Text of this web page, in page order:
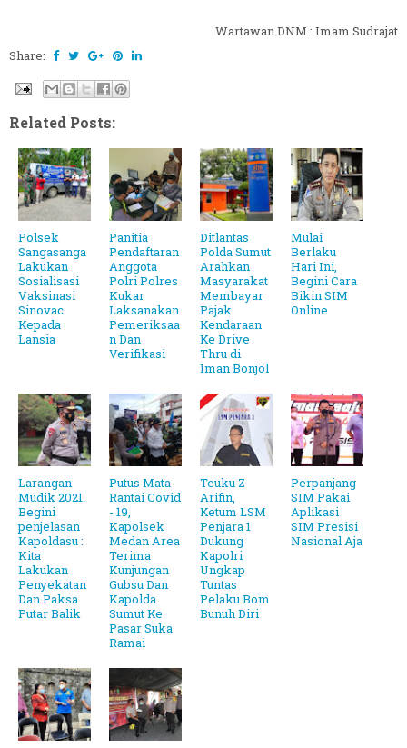
Wartawan DNM : Imam Sudrajat
Share:
Related Posts:
Polsek
Sangasanga
Lakukan
Sosialisasi
Vaksinasi
Sinovac
Kepada
Lansia
Panitia
Pendaftaran
Anggota
Polri Polres
Kukar
Laksanakan
Pemeriksaa
n Dan
Verifikasi
Ditlantas
Polda Sumut
Arahkan
Masyarakat
Membayar
Pajak
Kendaraan
Ke Drive
Thru di
Iman Bonjol
Mulai
Berlaku
Hari Ini,
Begini Cara
Bikin SIM
Online
Larangan
Mudik 2021.
Begini
penjelasan
Kapoldasu :
Kita
Lakukan
Penyekatan
Dan Paksa
Putar Balik
Putus Mata
Rantai Covid
- 19,
Kapolsek
Medan Area
Terima
Kunjungan
Gubsu Dan
Kapolda
Sumut Ke
Pasar Suka
Ramai
Teuku Z
Arifin,
Ketum LSM
Penjara 1
Dukung
Kapolri
Ungkap
Tuntas
Pelaku Bom
Bunuh Diri
Perpanjang
SIM Pakai
Aplikasi
SIM Presisi
Nasional Aja